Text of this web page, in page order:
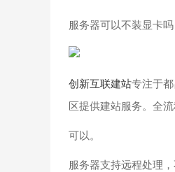
服务器可以不装显卡吗
创新互联建站专注于
区提供建站服务。全
可以。
服务器支持远程处理